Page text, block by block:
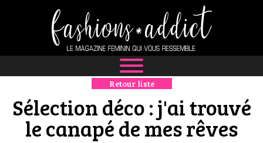
NEWS
MODE
Retour liste
Sélection déco : j'ai trouvé
le canapé de mes rêves